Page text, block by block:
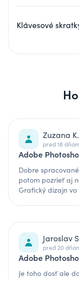
Klávesové
Zuzana K.
pred 18
Adobe
Dobre
potom pozrieť aj
Grafický dizajn vo
Jaroslav
pred 20
Adobe
Je toho dosť ale